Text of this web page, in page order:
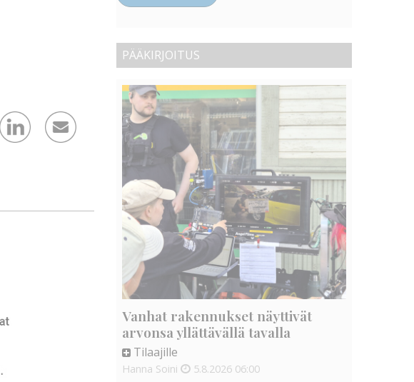
PÄÄKIRJOITUS
Vanhat rakennukset näyttivät
arvonsa yllättävällä tavalla
Tilaajille
Hanna Soini 5.8.2026 06:00